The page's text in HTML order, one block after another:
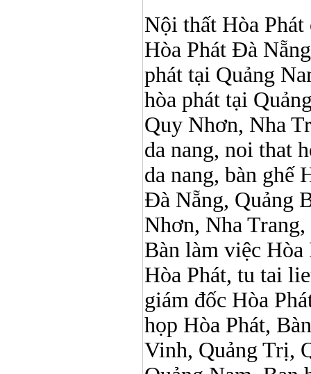
Nội thất Hòa
Hòa Phát Đà
phát tại Quảng
hòa phát tại
Quy Nhơn, Nha
da nang, noi that
da nang, bàn ghế
Đà Nẵng, Quảng
Nhơn, Nha
Bàn làm việc Hòa
Hòa Phát, tu tai
giám đốc Hòa
họp Hòa Phát,
Vinh, Quảng Trị,